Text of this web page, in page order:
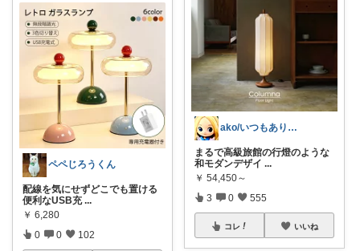
ペペじろうくん
配線を気にせずどこでも置ける
便利なUSB充 ...
￥ 6,280
0 0 102
ako/いつもありがとう🌈5日感謝
まるで高級旅館の行燈のような
和モダンデザイ ...
￥ 54,450～
3 0 555
コレ いいね